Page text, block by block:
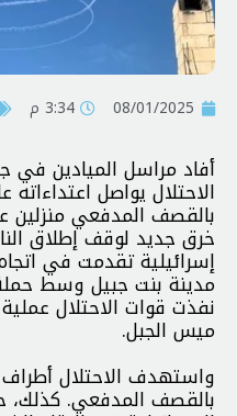
08/01/2025 3:34 م
أفاد مراسل الميادين في
الاحتلال يواصل
بالقصف المدفعي منزلين
خرق جديد لوقف إطلاق
إسرائيلية تقدمت في
مدينة بنت جبيل وسط
نفذت قوات الاحتلال
ميس الجبل.
واستهدف الاحتلال أطراف
بالقصف المدفعي. كذلك،